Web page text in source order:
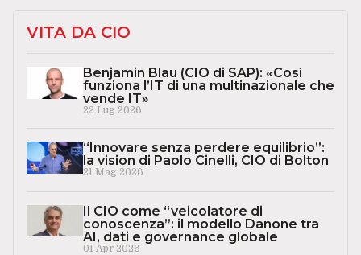
VITA DA CIO
Benjamin Blau (CIO di SAP): «Così
funziona l’IT di una multinazionale che
vende IT»
22 Lug 2026
“Innovare senza perdere equilibrio”:
la vision di Paolo Cinelli, CIO di Bolton
21 Mag 2026
Il CIO come “veicolatore di
conoscenza”: il modello Danone tra
AI, dati e governance globale
01 Apr 2026